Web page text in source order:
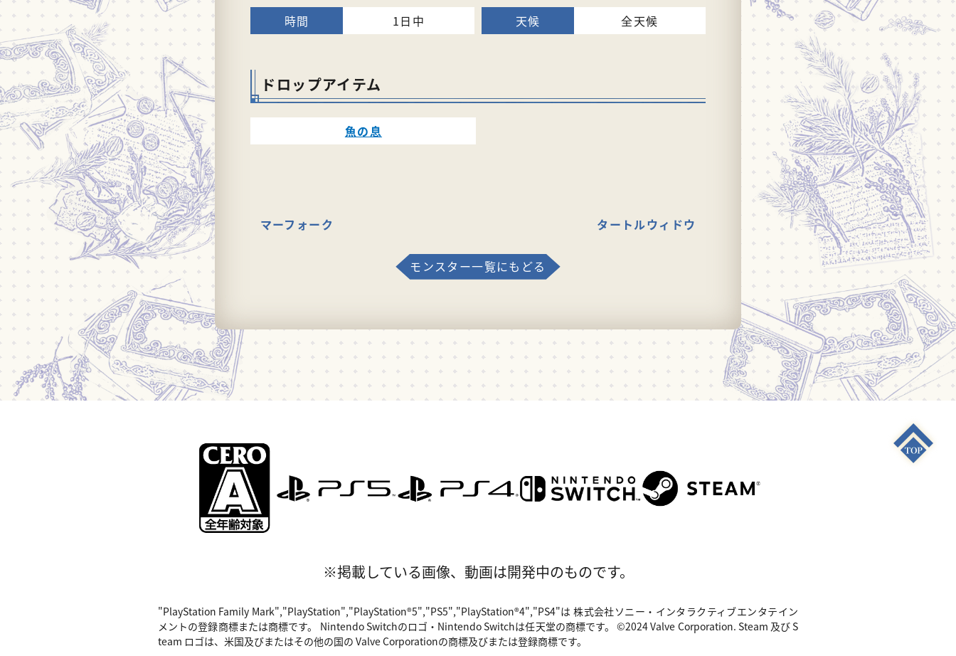
1日中 全天候
ドロップアイテム
魚の息
マーフォーク タートルウィドウ
モンスター一覧にもどる
※掲載している画像、動画は開発中のものです。
"PlayStation Family Mark","PlayStation","PlayStation®5","PS5","PlayStation®4","PS4"は 株式会社ソニー・インタラクティブエンタテイン
メントの登録商標または商標です。 Nintendo Switchのロゴ・Nintendo Switchは任天堂の商標です。 ©2024 Valve Corporation. Steam 及び S
team ロゴは、米国及びまたはその他の国の Valve Corporationの商標及びまたは登録商標です。